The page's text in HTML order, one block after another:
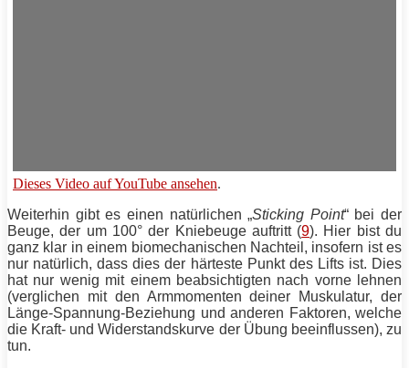
Dieses Video auf YouTube ansehen.
Weiterhin gibt es einen natürlichen „Sticking Point“ bei der
Beuge, der um 100° der Kniebeugeauftritt (9). Hier bist du
ganz klar in einem biomechanischen Nachteil, insofern ist es
nur natürlich, dass dies der härteste Punkt des Lifts ist. Dies
hat nur wenig mit einem beabsichtigten nach vorne lehnen
(verglichen mit den Armmomenten deiner Muskulatur, der
Länge-Spannung-Beziehung und anderen Faktoren, welche
die Kraft- und Widerstandskurve der Übung beeinflussen), zu
tun.